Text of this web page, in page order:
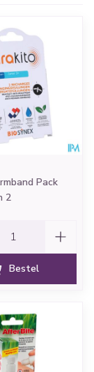
Pack
2
Bestel